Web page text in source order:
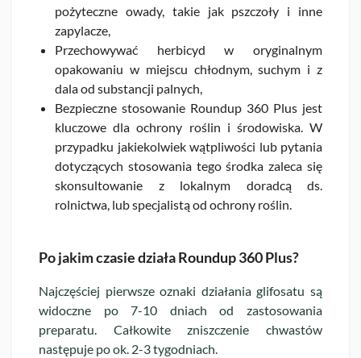
pożyteczne owady, takie jak pszczoły i inne
zapylacze,
Przechowywać herbicyd w oryginalnym
opakowaniu w miejscu chłodnym, suchym i z
dala od substancji palnych,
Bezpieczne stosowanie Roundup 360 Plus jest
kluczowe dla ochrony roślin i środowiska. W
przypadku jakiekolwiek wątpliwości lub pytania
dotyczących stosowania tego środka zaleca się
skonsultowanie z lokalnym doradcą ds.
rolnictwa, lub specjalistą od ochrony roślin.
Po jakim czasie działa Roundup 360 Plus?
Najczęściej pierwsze oznaki działania glifosatu są
widoczne po 7-10 dniach od zastosowania
preparatu. Całkowite zniszczenie chwastów
następuje po ok. 2-3 tygodniach.